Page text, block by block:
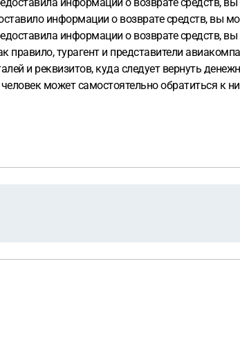
информации о возврате средств, вы
информации о возврате средств,
правило, турагент и представители
и реквизитов, куда следует вернуть
может самостоятельно обратиться к